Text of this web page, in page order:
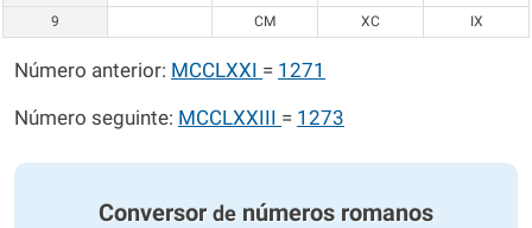
9
CM XC IX
Número anterior: MCCLXXI = 1271
Número seguinte: MCCLXXIII = 1273
Conversor de números romanos